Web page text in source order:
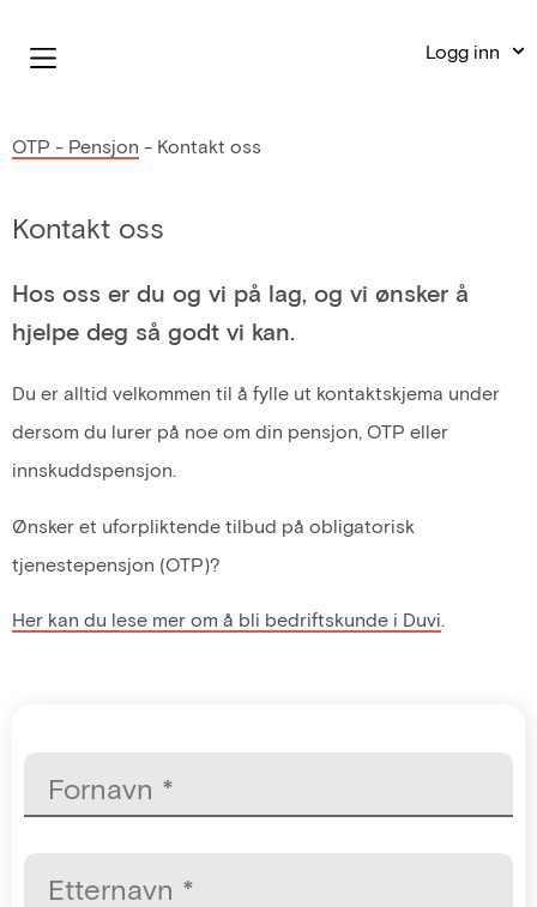
Logg inn
OTP - Pensjon - Kontakt oss
Kontakt oss
Hos oss er du og vi på lag, og vi ønsker å
hjelpe deg så godt vi kan.
Du er alltid velkommen til å fylle ut kontaktskjema under
dersom du lurer på noe om din pensjon, OTP eller
innskuddspensjon.
Ønsker et uforpliktende tilbud på obligatorisk
tjenestepensjon (OTP)?
Her kan du lese mer om å bli bedriftskunde i Duvi.
Fornavn *
Etternavn *